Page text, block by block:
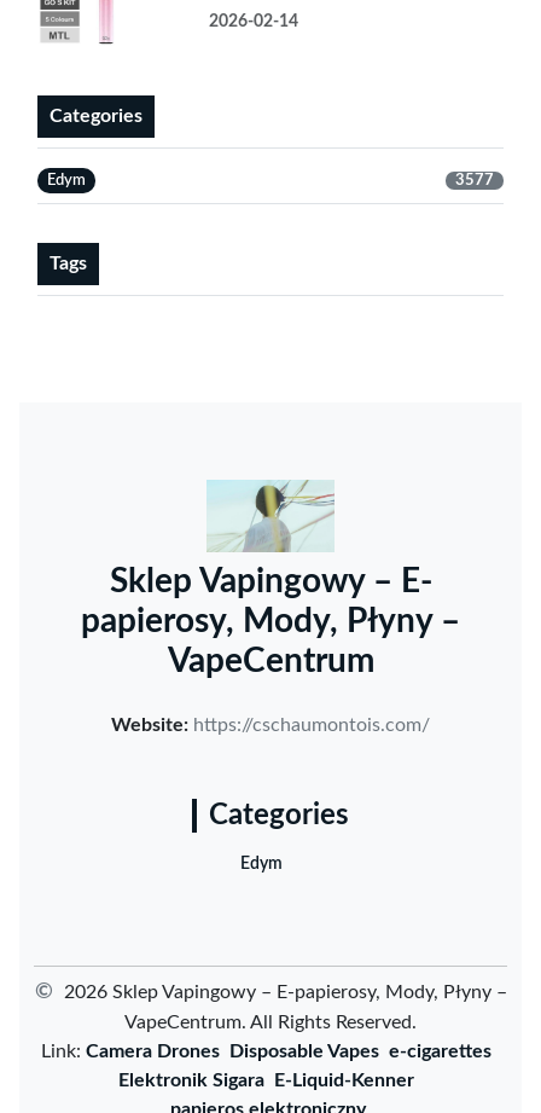
2026-02-14
Categories
Edym 3577
Tags
Sklep Vapingowy – E-
papierosy, Mody, Płyny –
VapeCentrum
Website: https://cschaumontois.com/
Categories
Edym
©
2026 Sklep Vapingowy – E-papierosy, Mody, Płyny –
VapeCentrum. All Rights Reserved.
Link: Camera Drones Disposable Vapes e-cigarettes
Elektronik Sigara
E-Liquid-Kenner